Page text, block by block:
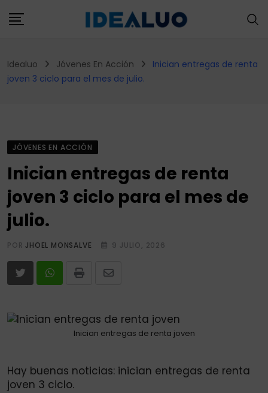
to
Idealuo Jóvenes En Acción
Inician entregas de renta
joven 3 ciclo para el mes de julio.
JÓVENES EN ACCIÓN
Inician entregas de renta
joven 3 ciclo para el mes de
julio.
PORJHOEL MONSALVE 9 JULIO, 2026
Print
Share
Inician entregas de renta joven
Hay buenas noticias: inician entregas de renta
joven 3 ciclo.